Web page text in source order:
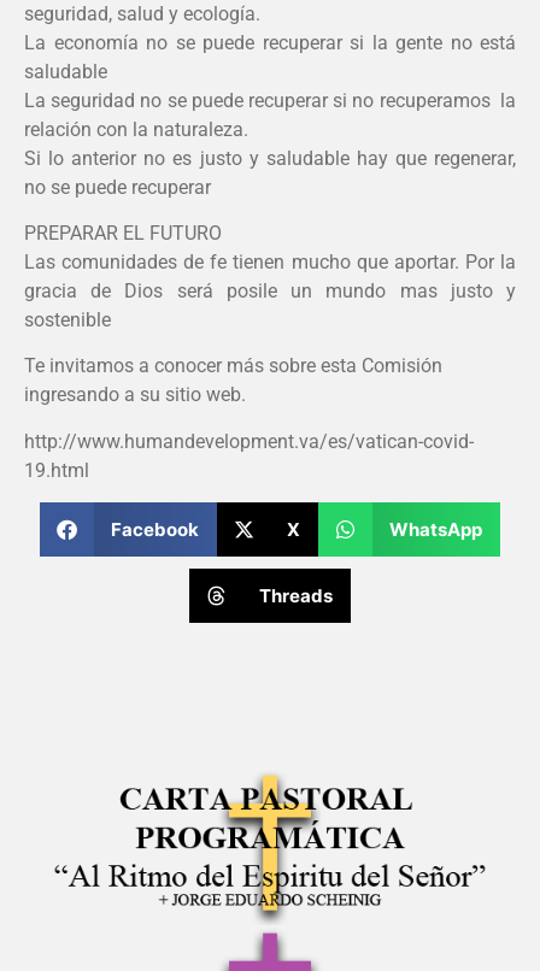
seguridad, salud y ecología.
La economía no se puede recuperar si la gente no está
saludable
La seguridad no se puede recuperar si no recuperamos la
relación con la naturaleza.
Si lo anterior no es justo y saludable hay que regenerar,
no se puede recuperar
PREPARAR EL FUTURO
Las comunidades de fe tienen mucho que aportar. Por la
gracia de Dios será posile un mundo mas justo y
sostenible
Te invitamos a conocer más sobre esta Comisión
ingresando a su sitio web.
http://www.humandevelopment.va/es/vatican-covid-
19.html
Facebook X WhatsApp
Threads